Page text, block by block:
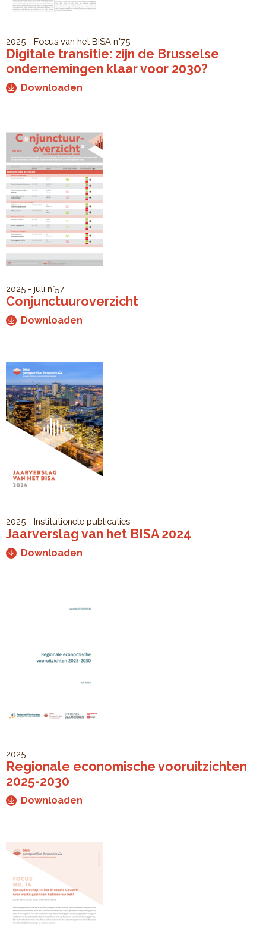
2025 Focus van het BISA n°75
Digitale transitie: zijn de Brusselse
ondernemingen klaar voor 2030?
Downloaden
2025 - juli n°57
Conjunctuuroverzicht
Downloaden
2025 Institutionele publicaties
Jaarverslag van het BISA 2024
Downloaden
2025
Regionale economische vooruitzichten
2025-2030
Downloaden